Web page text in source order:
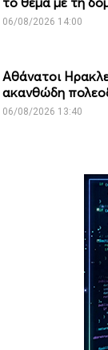
06/08/2026 14:00
Αθάνατοι
ακανθώδη
06/08/2026 13:40